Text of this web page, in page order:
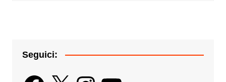
Seguici:
Facebook
X InstagramYouTube